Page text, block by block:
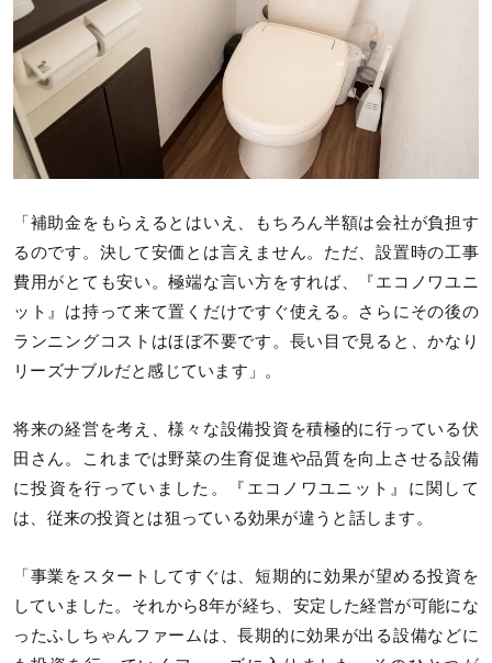
「補助金をもらえるとはいえ、もちろん半額は会社が負担す
るのです。決して安価とは言えません。ただ、設置時の工事
費用がとても安い。極端な言い方をすれば、『エコノワユニ
ット』は持って来て置くだけですぐ使える。さらにその後の
ランニングコストはほぼ不要です。長い目で見ると、かなり
リーズナブルだと感じています」。
将来の経営を考え、様々な設備投資を積極的に行っている伏
田さん。これまでは野菜の生育促進や品質を向上させる設備
に投資を行っていました。『エコノワユニット』に関して
は、従来の投資とは狙っている効果が違うと話します。
「事業をスタートしてすぐは、短期的に効果が望める投資を
していました。それから8年が経ち、安定した経営が可能にな
ったふしちゃんファームは、長期的に効果が出る設備などに